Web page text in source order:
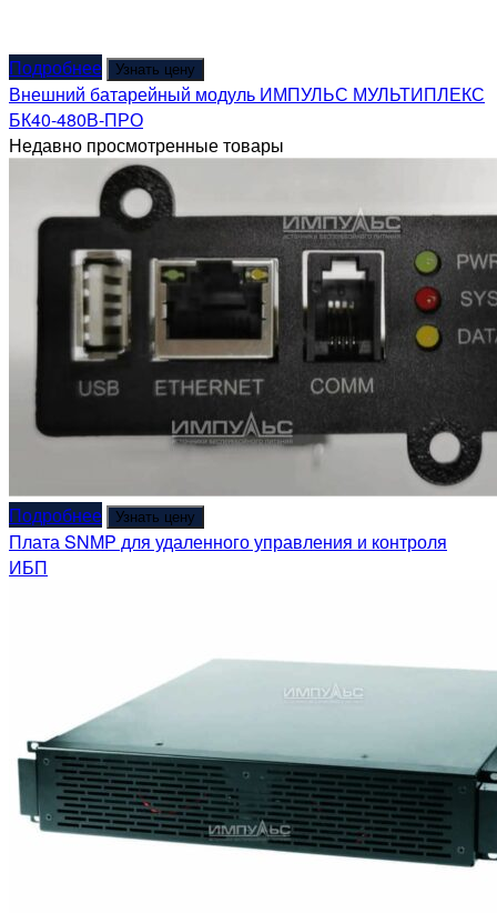
Подробнее Узнать цену
Внешний батарейный модуль ИМПУЛЬС МУЛЬТИПЛЕКС
БК40-480В-ПРО
Недавно просмотренные товары
Подробнее Узнать цену
Плата SNMP для удаленного управления и контроля
ИБП